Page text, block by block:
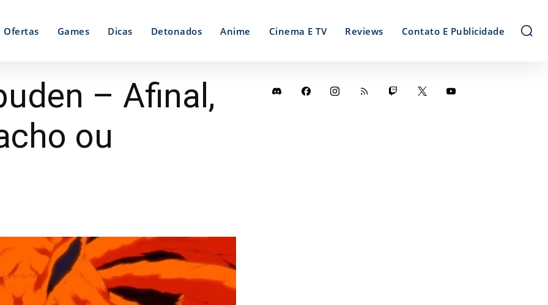
Ofertas Games Dicas Detonados Anime Cinema E TV Reviews Contato E Publicidade
– Afinal,
ou